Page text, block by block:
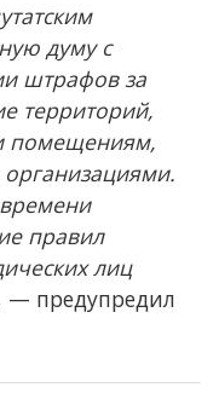
думу с
штрафов за
территорий,
помещениям,
правил
лиц
— предупредил